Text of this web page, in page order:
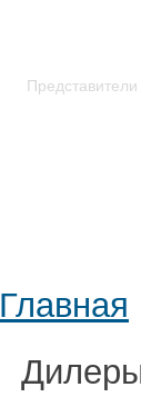
Главная